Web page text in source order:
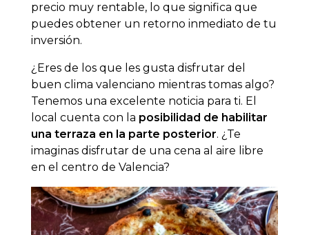
precio muy rentable, lo que significa que
puedes obtener un retorno inmediato de tu
inversión.
¿Eres de los que les gusta disfrutar del
buen clima valenciano mientras tomas algo?
Tenemos una excelente noticia para ti. El
local cuenta con la posibilidad de habilitar
una terraza en la parte posterior. ¿Te
imaginas disfrutar de una cena al aire libre
en el centro de Valencia?